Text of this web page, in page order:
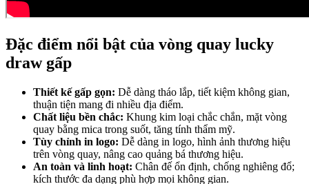
Đặc điểm nổi bật của vòng quay lucky
draw gấp
Thiết kế gấp gọn: Dễ dàng tháo lắp, tiết kiệm không gian,
thuận tiện mang đi nhiều địa điểm.
Chất liệu bền chắc: Khung kim loại chắc chắn, mặt vòng
quay bằng mica trong suốt, tăng tính thẩm mỹ.
Tùy chỉnh in logo: Dễ dàng in logo, hình ảnh thương hiệu
trên vòng quay, nâng cao quảng bá thương hiệu.
An toàn và linh hoạt: Chân đế ổn định, chống nghiêng đổ;
kích thước đa dạng phù hợp mọi không gian.